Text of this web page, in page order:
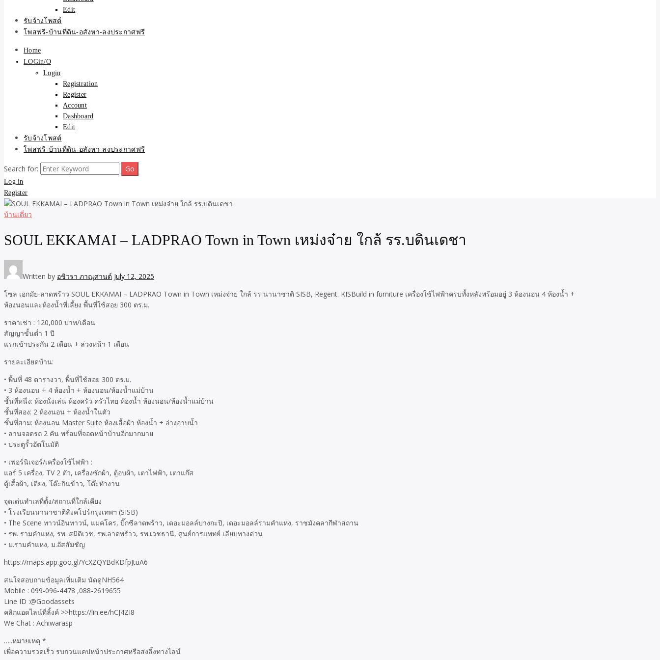
Edit
รับจ้างโพสต์
โพสฟรี-บ้านที่ดิน-อสังหา-ลงประกาศฟรี
Home
LOGin/O
Login
Registration
Register
Account
Dashboard
Edit
รับจ้างโพสต์
โพสฟรี-บ้านที่ดิน-อสังหา-ลงประกาศฟรี
Search for:
Log in
Register
บ้านเดี่ยว
SOUL EKKAMAI – LADPRAO Town in Town เหม่งจ๋าย ใกล้ รร.บดินเดชา
Written by อชิวรา ภาณุศานต์ July 12, 2025
โซล เอกมัย-ลาดพร้าว SOUL EKKAMAI – LADPRAO Town in Town เหม่งจ๋าย ใกล้ รร นานาชาติ SISB, Regent. KISBuild in furniture เครื่องใช้ไฟฟ้าครบทั้งหลังพร้อมอยู่ 3 ห้องนอน 4 ห้องน้ำ +
ห้องนอนและห้องน้ำพี่เลี้ยง พื้นที่ใช้สอย 300 ตร.ม.
ราคาเช่า : 120,000 บาท/เดือน
สัญญาขั้นต่ำ 1 ปี
แรกเข้าประกัน 2 เดือน + ล่วงหน้า 1 เดือน
รายละเอียดบ้าน:
• พื้นที่ 48 ตารางวา, พื้นที่ใช้สอย 300 ตร.ม.
• 3 ห้องนอน + 4 ห้องน้ำ + ห้องนอน/ห้องน้ำแม่บ้าน
ชั้นที่หนึ่ง: ห้องนั่งเล่น ห้องครัว ครัวไทย ห้องน้ำ ห้องนอน/ห้องน้ำแม่บ้าน
ชั้นที่สอง: 2 ห้องนอน + ห้องน้ำในตัว
ชั้นที่สาม: ห้องนอน Master Suite ห้องเสื้อผ้า ห้องน้ำ + อ่างอาบน้ำ
• ลานจอดรถ 2 คัน พร้อมที่จอดหน้าบ้านอีกมากมาย
• ประตูรั้วอัตโนมัติ
• เฟอร์นิเจอร์/เครื่องใช้ไฟฟ้า :
แอร์ 5 เครื่อง, TV 2 ตัว, เครื่องซักผ้า, ตู้อบผ้า, เตาไฟฟ้า, เตาแก๊ส
ตู้เสื้อผ้า, เตียง, โต๊ะกินข้าว, โต๊ะทำงาน
จุดเด่นทำเลที่ตั้ง/สถานที่ใกล้เคียง
• โรงเรียนนานาชาติสิงคโปร์กรุงเทพฯ (SISB)
• The Scene ทาวน์อินทาวน์, แมคโคร, บิ๊กซีลาดพร้าว, เดอะมอลล์บางกะปิ, เดอะมอลล์รามคำแหง, ราชมังคลากีฬาสถาน
• รพ. รามคำแหง, รพ. สมิติเวช, รพ.ลาดพร้าว, รพ.เวชธานี, ศูนย์การแพทย์ เลียบทางด่วน
• ม.รามคำแหง, ม.อัสสัมชัญ
https://maps.app.goo.gl/YcXZQYBdKDfpJtuA6
สนใจสอบถามข้อมูลเพิ่มเติม นัดดูNH564
Mobile : 099-096-4478 ,088-2619655
Line ID :@Goodassets
คลิกแอดไลน์ที่ลิ้งค์ >>https://lin.ee/hCJ4ZI8
We Chat : Achiwarasp
…..หมายเหตุ *
เพื่อความรวดเร็ว รบกวนแคปหน้าประกาศหรือส่งลิ้งทางไลน์